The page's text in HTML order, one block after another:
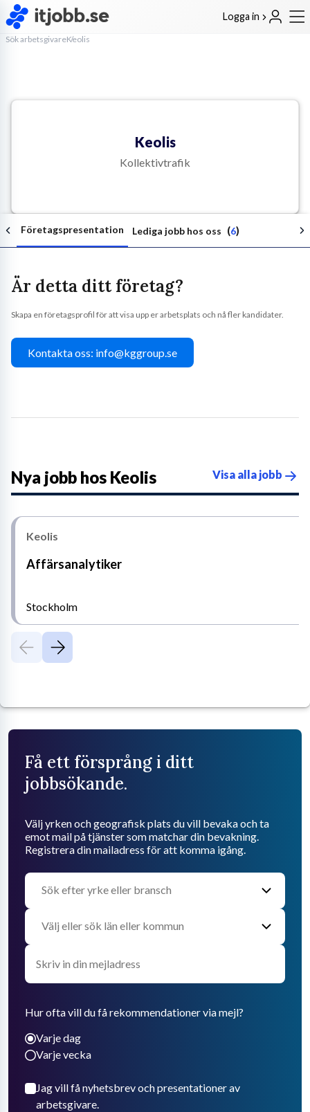
Logga in
Sök arbetsgivareKeolis
Keolis
Kollektivtrafik
Företagspresentation Lediga jobb hos oss (6)
Är detta ditt företag?
Skapa en företagsprofil för att visa upp er arbetsplats och nå fler kandidater.
Kontakta oss: info@kggroup.se
Nya jobb hos Keolis Visa alla jobb
Keolis
Affärsanalytiker
Stockholm
Få ett försprång i ditt
jobbsökande.
Välj yrken och geografisk plats du vill bevaka och ta
emot mail på tjänster som matchar din bevakning.
Registrera din mailadress för att komma igång.
Hur ofta vill du få rekommendationer via mejl?
Varje dag
Varje vecka
Jag vill få nyhetsbrev och presentationer av
arbetsgivare.